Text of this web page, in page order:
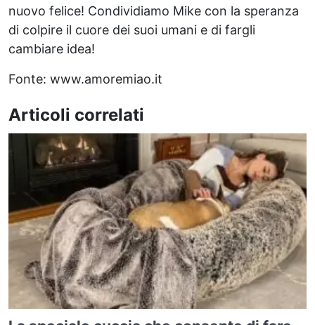
nuovo felice! Condividiamo Mike con la speranza
di colpire il cuore dei suoi umani e di fargli
cambiare idea!
Fonte: www.amoremiao.it
Articoli correlati